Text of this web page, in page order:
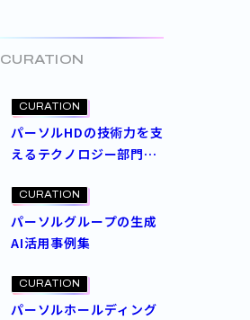
制度とは
CURATION
CURATION
パーソルHDの技術力を支
えるテクノロジー部門ま
CURATION
パーソルグループの生成
AI活用事例集
CURATION
パーソルホールディング